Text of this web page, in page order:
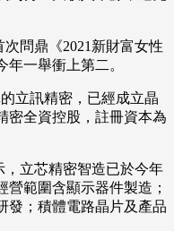
問鼎《2021新財富女性
一舉衝上第二。
立訊精密，已經成立晶
密全資控股，註冊資本為
立芯精密智造已於今年
營範圍含顯示器件製造；
發；積體電路晶片及產品